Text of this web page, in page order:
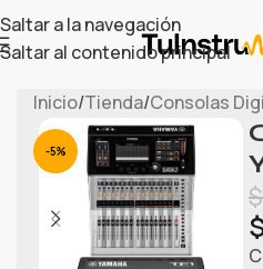
Saltar a la navegación
Saltar al contenido principal
Inicio/Tienda/Consolas
-5%
$